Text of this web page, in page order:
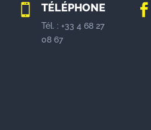
 TÉLÉPHONE
Tél. : +33 4 68 27
08 67
